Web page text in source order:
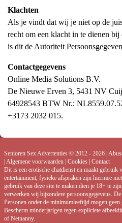
Klachten
Als je vindt dat wij je niet op de
recht om een klacht in te dienen
is dit de Autoriteit
Contactgegevens
Online Media Solutions B.V.
De Nieuwe Erven 3, 5431 NV
64928543 BTW Nr.:
+3173 2032 015.
Senioren Sex Advertenties © 2012 - 2026|
Algemene voorwaarden| Cookies| Contact
Dit is een erotische chatdienst en maakt
entertainment, fysieke afspraken zijn hiermee
gebruik van deze site te maken dien je 18+ te
verwerken wij bijzondere persoonsgegevens.
Personen onder de minimumleeftijd mogen
Bescherm minderjarigen tegen expliciete
of Netnanny.